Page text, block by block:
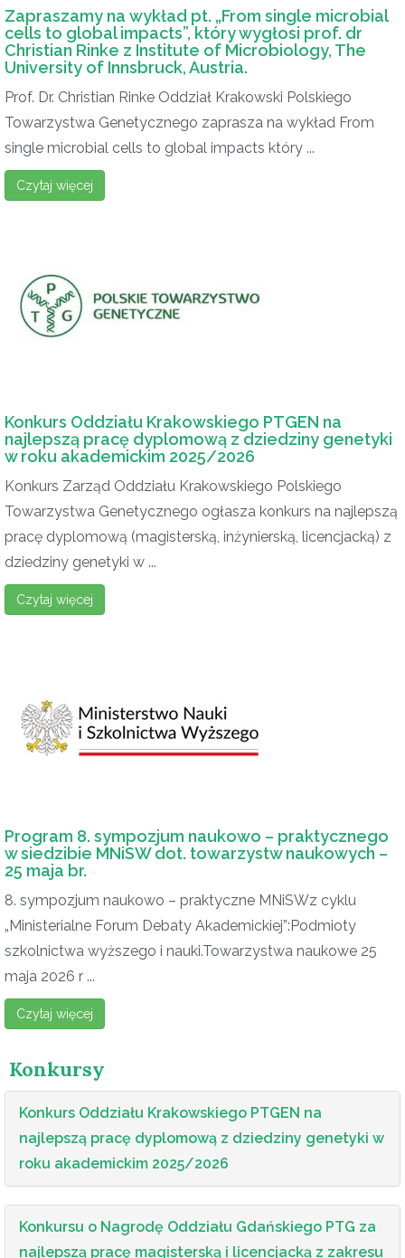
Zapraszamy na wykład pt. „From single microbial
cells to global impacts”, który wygłosi prof. dr
Christian Rinke z Institute of Microbiology, The
University of Innsbruck, Austria.
Prof. Dr. Christian Rinke Oddział Krakowski Polskiego
Towarzystwa Genetycznego zaprasza na wykład From
single microbial cells to global impacts który ...
Czytaj więcej
Konkurs Oddziału Krakowskiego PTGEN na
najlepszą pracę dyplomową z dziedziny genetyki
w roku akademickim 2025/2026
Konkurs Zarząd Oddziału Krakowskiego Polskiego
Towarzystwa Genetycznego ogłasza konkurs na najlepszą
pracę dyplomową (magisterską, inżynierską, licencjacką) z
dziedziny genetyki w ...
Czytaj więcej
Program 8. sympozjum naukowo – praktycznego
w siedzibie MNiSW dot. towarzystw naukowych –
25 maja br.
8. sympozjum naukowo – praktyczne MNiSWz cyklu
„Ministerialne Forum Debaty Akademickiej”:Podmioty
szkolnictwa wyższego i nauki.Towarzystwa naukowe 25
maja 2026 r ...
Czytaj więcej
Konkursy
Konkurs Oddziału Krakowskiego PTGEN na
najlepszą pracę dyplomową z dziedziny genetyki w
roku akademickim 2025/2026
Konkursu o Nagrodę Oddziału Gdańskiego PTG za
najlepszą pracę magisterską i licencjacką z zakresu